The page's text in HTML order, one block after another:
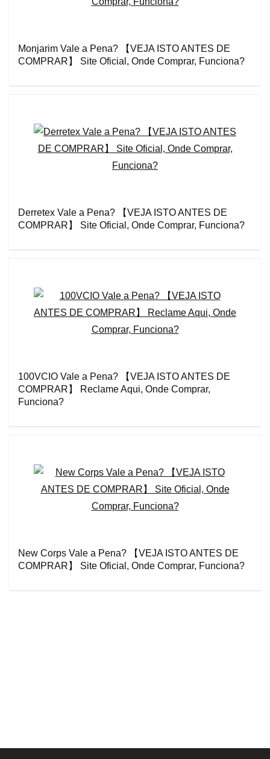
Monjarim Vale a Pena? 【VEJA ISTO ANTES DE
COMPRAR】 Site Oficial, Onde Comprar, Funciona?
Derretex Vale a Pena? 【VEJA ISTO ANTES DE
COMPRAR】 Site Oficial, Onde Comprar, Funciona?
100VCIO Vale a Pena? 【VEJA ISTO ANTES DE
COMPRAR】 Reclame Aqui, Onde Comprar,
Funciona?
New Corps Vale a Pena? 【VEJA ISTO ANTES DE
COMPRAR】 Site Oficial, Onde Comprar, Funciona?